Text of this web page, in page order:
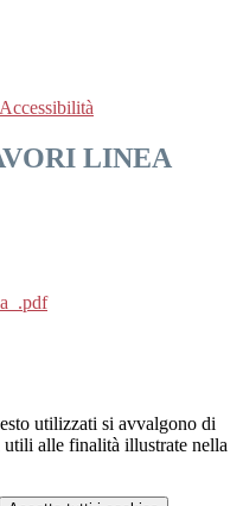
LINEA
utilizzati si avvalgono di
utili alle finalità illustrate nella